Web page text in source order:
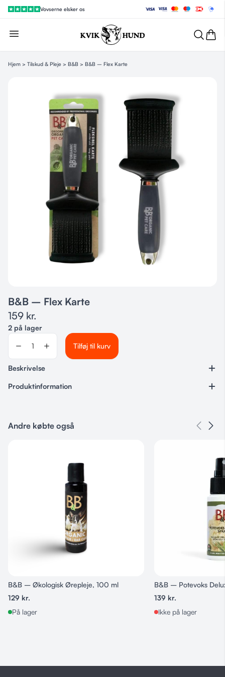
Vovserne elsker os
Hjem > Tilskud & Pleje > B&B > B&B – Flex Karte
B&B – Flex Karte
159 kr.
2 på lager
Tilføj til kurv
Beskrivelse
Produktinformation
Kategorier
Andre købte også
B&B – Økologisk Ørepleje, 100 ml
129 kr.
På lager
B&B – Potevoks
139 kr.
Ikke på lager